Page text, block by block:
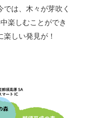
は、木々が芽吹く
楽しむことができ
しい発見が！